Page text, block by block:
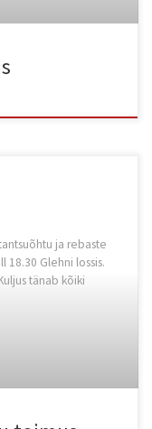
ja rebaste
18.30 Glehni lossis.
tänab kõiki